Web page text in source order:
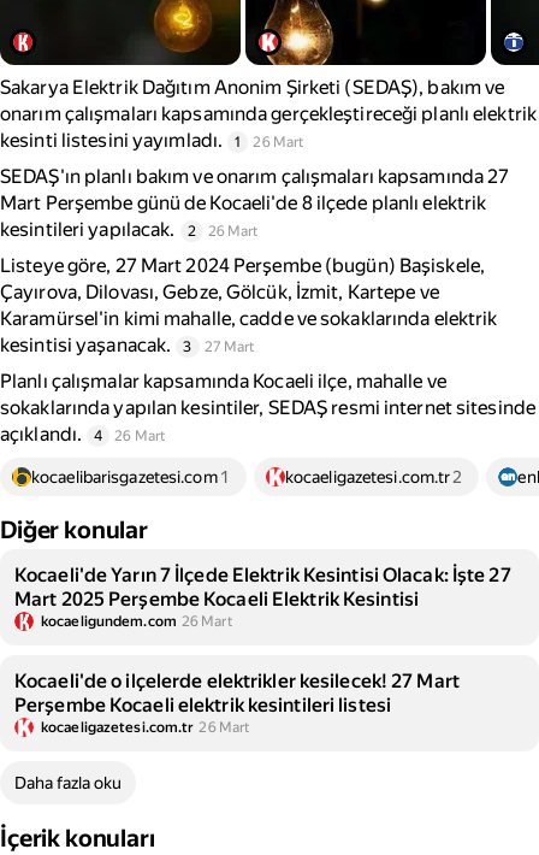
Sakarya Elektrik Dağıtım Anonim Şirketi (SEDAŞ), bakım ve
onarım çalışmaları kapsamında gerçekleştireceği planlı elektrik
kesinti listesini yayımladı.
1 26 Mart
SEDAŞ'ın planlı bakım ve onarım çalışmaları kapsamında 27
Mart Perşembe günü de Kocaeli'de 8 ilçede planlı elektrik
kesintileri yapılacak.
2 26 Mart
Listeye göre, 27 Mart 2024 Perşembe (bugün) Başiskele,
Çayırova, Dilovası, Gebze, Gölcük, İzmit, Kartepe ve
Karamürsel'in kimi mahalle, cadde ve sokaklarında elektrik
kesintisi yaşanacak.
3 27 Mart
Planlı çalışmalar kapsamında Kocaeli ilçe, mahalle ve
sokaklarında yapılan kesintiler, SEDAŞ resmi internet sitesinde
açıklandı.
4 26 Mart
kocaelibarisgazetesi.com 1 kocaeligazetesi.com.tr2
Diğer konular
Kocaeli'de Yarın 7 İlçede Elektrik Kesintisi Olacak: İşte 27
Mart 2025 Perşembe Kocaeli Elektrik Kesintisi
kocaeligundem.com 26 Mart
Kocaeli'de o ilçelerde elektrikler kesilecek! 27 Mart
Perşembe Kocaeli elektrik kesintileri listesi
kocaeligazetesi.com.tr 26 Mart
Daha fazla oku
İçerik konuları